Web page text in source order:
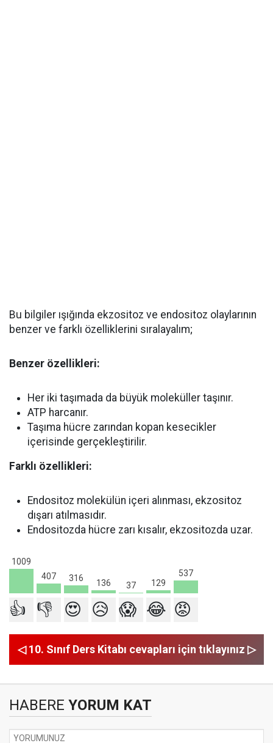
Bu bilgiler ışığında ekzositoz ve endositoz olaylarının
benzer ve farklı özelliklerini sıralayalım;
Benzer özellikleri:
Her iki taşımada da büyük moleküller taşınır.
ATP harcanır.
Taşıma hücre zarından kopan kesecikler
içerisinde gerçekleştirilir.
Farklı özellikleri:
Endositoz molekülün içeri alınması, ekzositoz
dışarı atılmasıdır.
Endositozda hücre zarı kısalır, ekzositozda uzar.
1009
407
316 136 37 129
537
👍 👎 😍 😥 😱 😂 😡
◁ 10. Sınıf Ders Kitabı cevapları için tıklayınız ▷
HABERE YORUM KAT